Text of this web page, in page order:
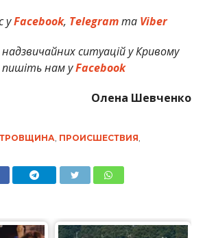
уFacebook, Telegramта Viber
ситуацій у Кривому
пишіть нам уFacebook
Олена Шевченко
, ПРОИСШЕСТВИЯ,